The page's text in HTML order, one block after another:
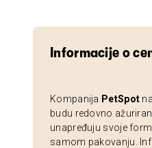
Informacije o
Kompanija PetSpot
budu redovno
unapređuju svoje
samom pakovanju.